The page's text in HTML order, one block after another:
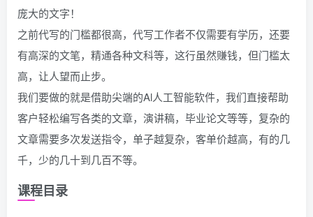
庞大的文字！
之前代写的门槛都很高，代写工作者不仅需要有学历，还要
有高深的文笔，精通各种文科等，这行虽然赚钱，但门槛太
高，让人望而止步。
我们要做的就是借助尖端的Al人工智能软件，我们直接帮助
客户轻松编写各类的文章，演讲稿，毕业论文等等，复杂的
文章需要多次发送指令，单子越复杂，客单价越高，有的几
千，少的几十到几百不等。
课程目录